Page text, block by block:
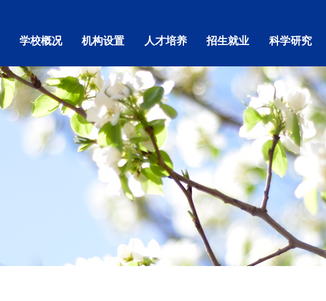
学校概况 机构设置 人才培养 招生就业 科学研究